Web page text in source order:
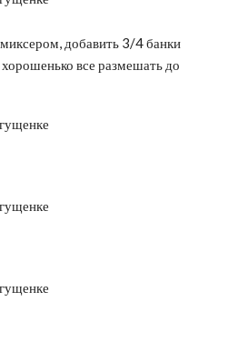
добавить 3/4 банки
все размешать до